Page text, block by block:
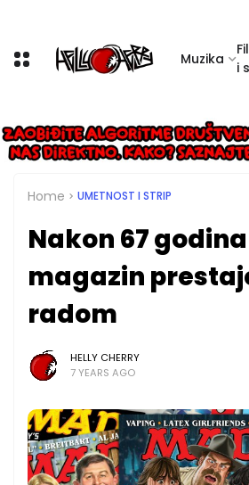
Muzika
i
Home UMETNOST I STRIP
Nakon 67
magazin
radom
HELLY CHERRY
7 YEARS AGO